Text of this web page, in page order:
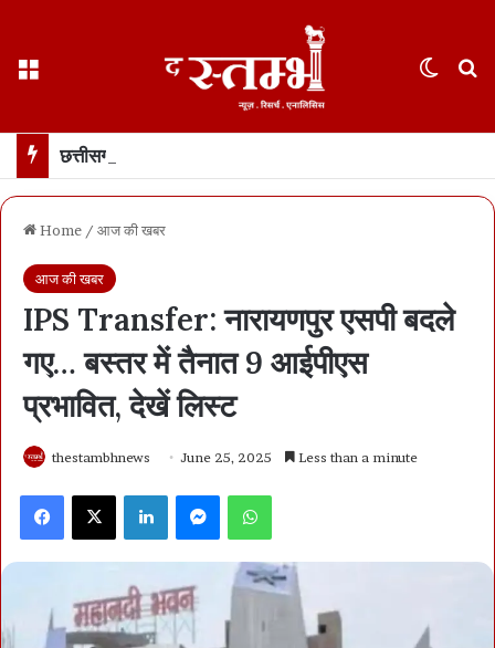
Home / आज की खबर
आज की खबर
IPS Transfer: नारायणपुर एसपी बदले
गए… बस्तर में तैनात 9 आईपीएस
प्रभावित, देखें लिस्ट
thestambhnews June 25, 2025 Less than a minute
Facebook X LinkedIn